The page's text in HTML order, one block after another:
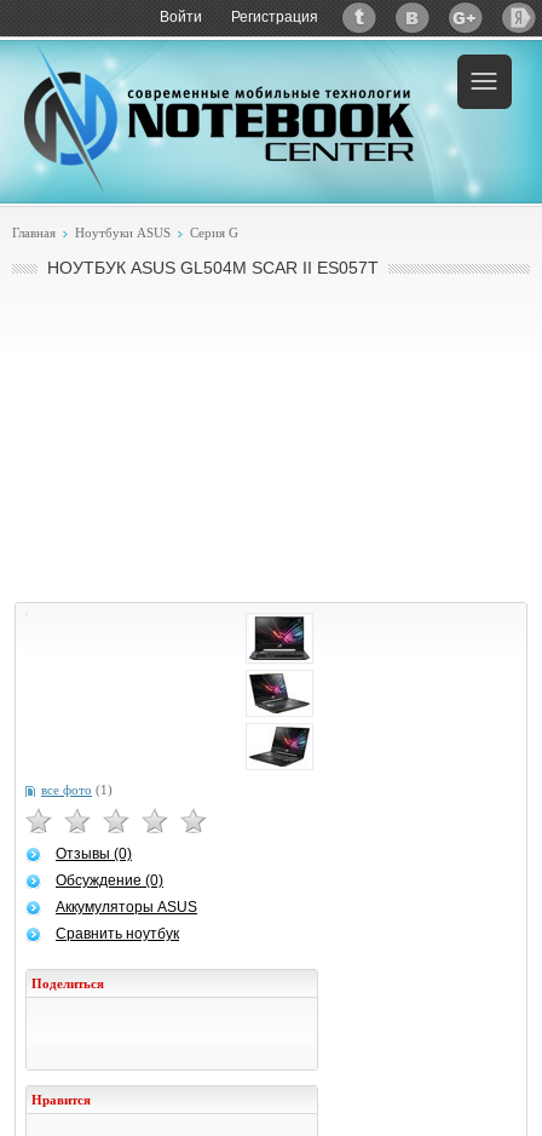
Войти Регистрация
Пример:купить ASUS GL504M SCAR II ES057T
Главная Ноутбуки ASUS Серия G
НОУТБУК ASUS GL504M SCAR II ES057T
все фото (1)
Отзывы (0)
Обсуждение (0)
Аккумуляторы ASUS
Сравнить ноутбук
Поделиться
Нравится